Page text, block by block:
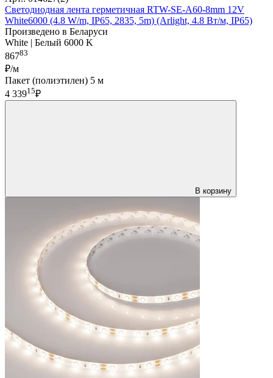
Светодиодная лента герметичная RTW-SE-A60-8mm 12V
White6000 (4.8 W/m, IP65, 2835, 5m) (Arlight, 4.8 Вт/м, IP65)
Произведено в Беларуси
White | Белый 6000 K
86783
₽/м
Пакет (полиэтилен) 5 м
4 33915₽
В корзину